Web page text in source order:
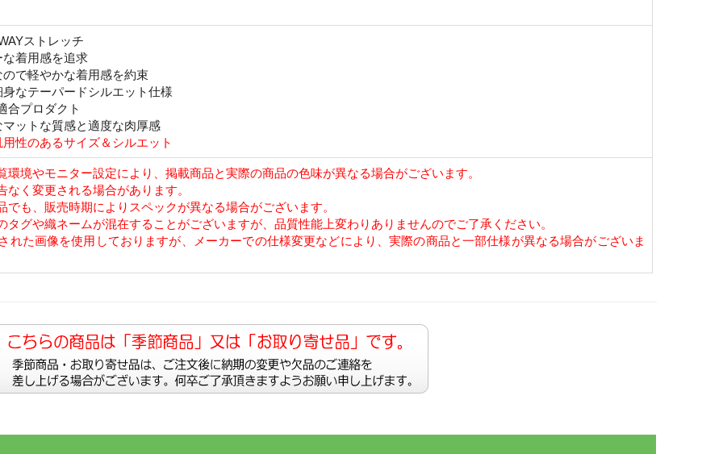
ストレッチ
着用感を追求
で軽やかな着用感を約束
なテーパードシルエット仕様
合プロダクト
ットな質感と適度な肉厚感
性のあるサイズ＆シルエット
境やモニター設定により、掲載商品と実際の商品の色味が異なる場合がございます。
く変更される場合があります。
も、販売時期によりスペックが異なる場合がございます。
グや織ネームが混在することがございますが、品質性能上変わりありませんのでご了承ください。
た画像を使用しておりますが、メーカーでの仕様変更などにより、実際の商品と一部仕様が異なる場合がございま